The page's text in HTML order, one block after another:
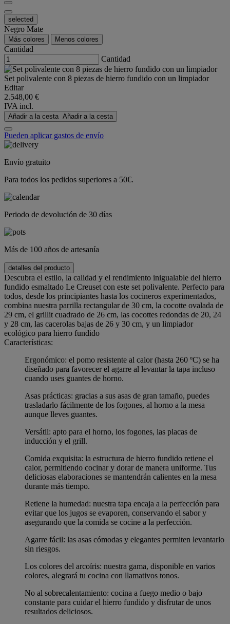
selected
Negro Mate
Más colores Menos colores
Cantidad
Cantidad
Set polivalente con 8 piezas de hierro fundido con un limpiador
Editar
2.548,00 €
IVA incl.
Añadir a la cesta Añadir a la cesta
Pueden aplicar gastos de envío
Envío gratuito
Para todos los pedidos superiores a 50€.
Periodo de devolución de 30 días
Más de 100 años de artesanía
detalles del producto
Descubra el estilo, la calidad y el rendimiento inigualable del hierro
fundido esmaltado Le Creuset con este set polivalente. Perfecto para
todos, desde los principiantes hasta los cocineros experimentados,
combina nuestra parrilla rectangular de 30 cm, la cocotte ovalada de
29 cm, el grillit cuadrado de 26 cm, las cocottes redondas de 20, 24
y 28 cm, las cacerolas bajas de 26 y 30 cm, y un limpiador
ecológico para hierro fundido
Características:
Ergonómico: el pomo resistente al calor (hasta 260 ºC) se ha
diseñado para favorecer el agarre al levantar la tapa incluso
cuando uses guantes de horno.
Asas prácticas: gracias a sus asas de gran tamaño, puedes
trasladarlo fácilmente de los fogones, al horno a la mesa
aunque lleves guantes.
Versátil: apto para el horno, los fogones, las placas de
inducción y el grill.
Comida exquisita: la estructura de hierro fundido retiene el
calor, permitiendo cocinar y dorar de manera uniforme. Tus
deliciosas elaboraciones se mantendrán calientes en la mesa
durante más tiempo.
Retiene la humedad: nuestra tapa encaja a la perfección para
evitar que los jugos se evaporen, conservando el sabor y
asegurando que la comida se cocine a la perfección.
Agarre fácil: las asas cómodas y elegantes permiten levantarlo
sin riesgos.
Los colores del arcoíris: nuestra gama, disponible en varios
colores, alegrará tu cocina con llamativos tonos.
No al sobrecalentamiento: cocina a fuego medio o bajo
constante para cuidar el hierro fundido y disfrutar de unos
resultados deliciosos.